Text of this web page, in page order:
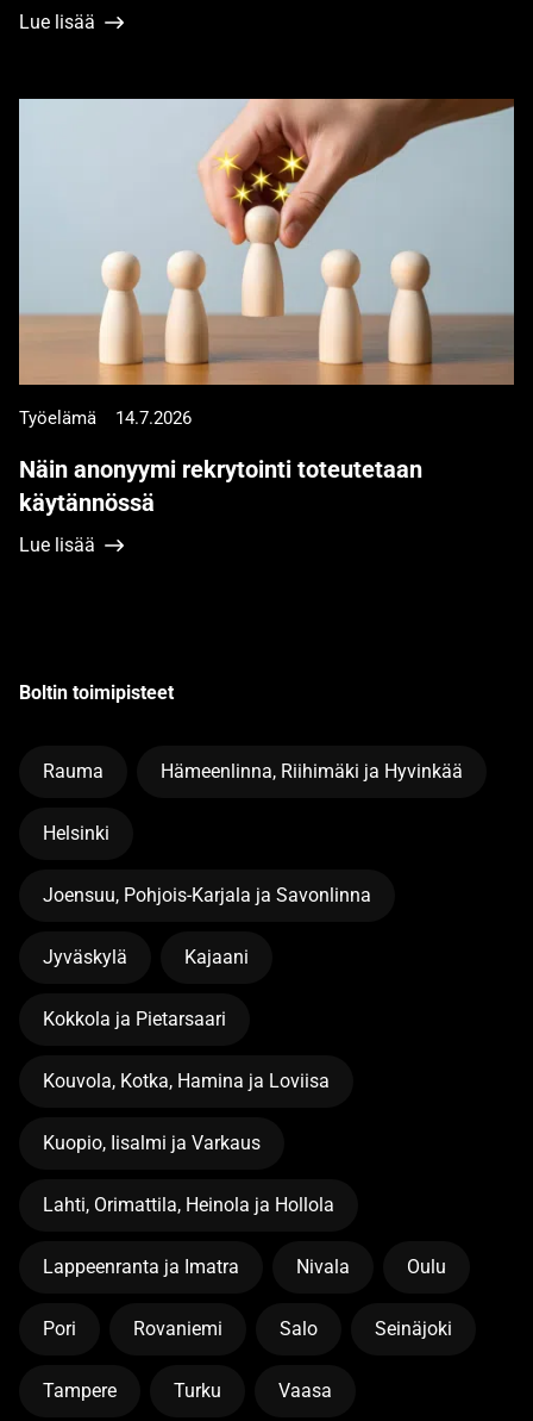
Lue lisää
Työelämä 14.7.2026
Näin anonyymi rekrytointi toteutetaan
käytännössä
Lue lisää
Boltin toimipisteet
Rauma Hämeenlinna, Riihimäki ja Hyvinkää
Helsinki
Joensuu, Pohjois-Karjala ja Savonlinna
Jyväskylä Kajaani
Kokkola ja Pietarsaari
Kouvola, Kotka, Hamina ja Loviisa
Kuopio, Iisalmi ja Varkaus
Lahti, Orimattila, Heinola ja Hollola
Lappeenranta ja Imatra Nivala Oulu
Pori Rovaniemi Salo Seinäjoki
Tampere Turku Vaasa